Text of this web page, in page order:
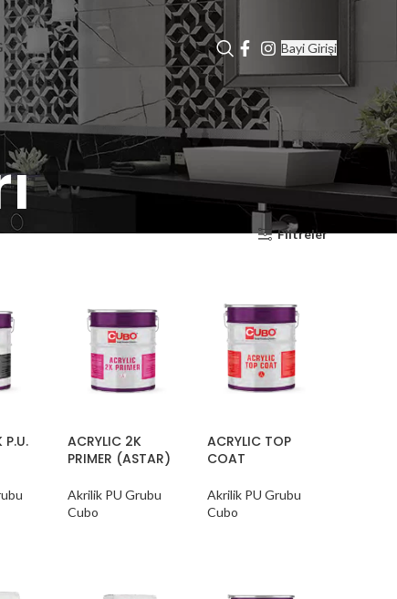
Bayi Girişi
Filtreler
P.U.
ACRYLIC 2K
PRIMER (ASTAR)
Akrilik PU Grubu
Cubo
ACRYLIC TOP
COAT
Akrilik PU Grubu
Cubo